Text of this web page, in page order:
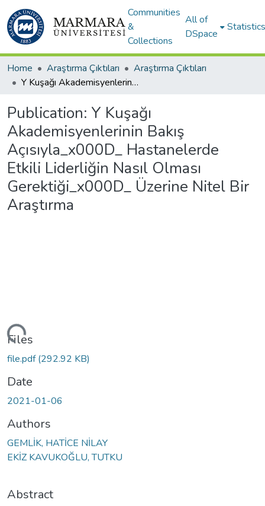
Communities
&
Collections
All of
DSpace
Statistics
Home Araştırma Çıktıları
Araştırma Çıktıları
Y Kuşağı Akademisyenlerinin Bakış Açısıyla_x000D_ Hastanelerde Etkili Liderliğin Nasıl Olması Gerektiği_x000D_ Üzerine Nitel Bir Araştırma
Publication: Y Kuşağı
Akademisyenlerinin Bakış
Açısıyla_x000D_ Hastanelerde
Etkili Liderliğin Nasıl Olması
Gerektiği_x000D_ Üzerine Nitel Bir
Araştırma
Files
file.pdf(292.92 KB)
Date
2021-01-06
Authors
GEMLİK, HATİCE NİLAY
EKİZ KAVUKOĞLU, TUTKU
Abstract